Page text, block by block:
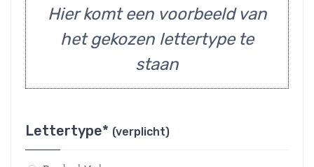
Hier komt een voorbeeld van
het gekozen lettertype te
staan
Lettertype* (verplicht)